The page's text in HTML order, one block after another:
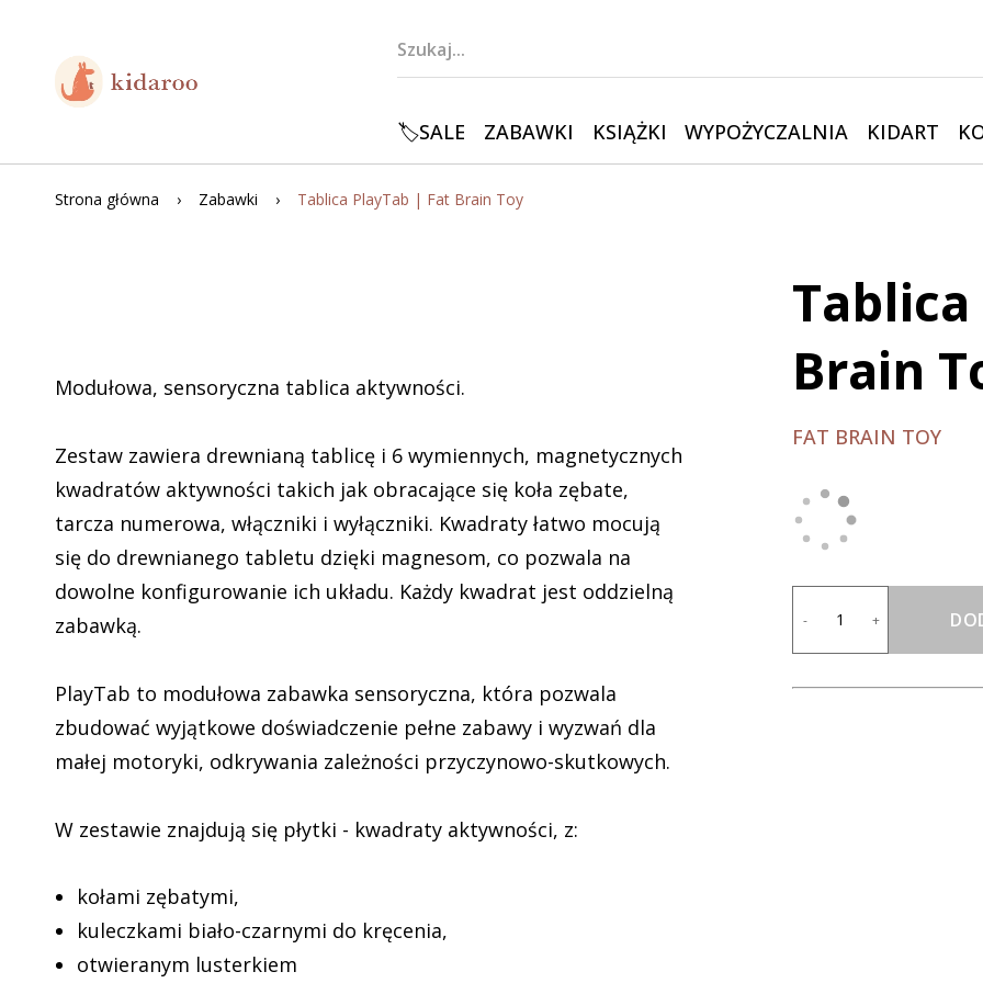
🏷️SALE ZABAWKI KSIĄŻKI WYPOŻYCZALNIA KIDART
Strona główna Zabawki Tablica PlayTab | Fat Brain Toy
Brain
FAT BRAIN TOY
- +
Modułowa, sensoryczna tablica aktywności.
Zestaw zawiera drewnianą tablicę i 6 wymiennych, magnetycznych
kwadratów aktywności takich jak obracające się koła zębate,
tarcza numerowa, włączniki i wyłączniki. Kwadraty łatwo mocują
się do drewnianego tabletu dzięki magnesom, co pozwala na
dowolne konfigurowanie ich układu. Każdy kwadrat jest oddzielną
zabawką.
PlayTab to modułowa zabawka sensoryczna, która pozwala
zbudować wyjątkowe doświadczenie pełne zabawy i wyzwań dla
małej motoryki, odkrywania zależności przyczynowo-skutkowych.
W zestawie znajdują się płytki - kwadraty aktywności, z:
kołami zębatymi,
kuleczkami biało-czarnymi do kręcenia,
otwieranym lusterkiem